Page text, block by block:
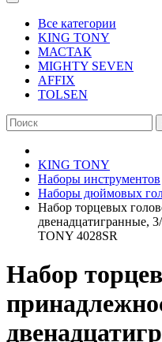
Все категории
KING TONY
МАСТАК
MIGHTY SEVEN
AFFIX
TOLSEN
KING TONY
Наборы инструментов
Наборы дюймовых
Набор торцевых
двенадцатигранные,
TONY 4028SR
Набор